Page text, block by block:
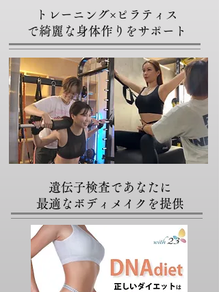
トレーニング×ピラティス
で綺麗な身体作りをサポート
遺伝子検査であなたに
​最適なボディメイクを提供